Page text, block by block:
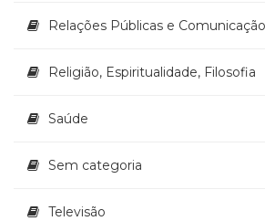
Relações Públicas e
Religião, Espiritualidade, Filosofia
Saúde
Sem categoria
Televisão